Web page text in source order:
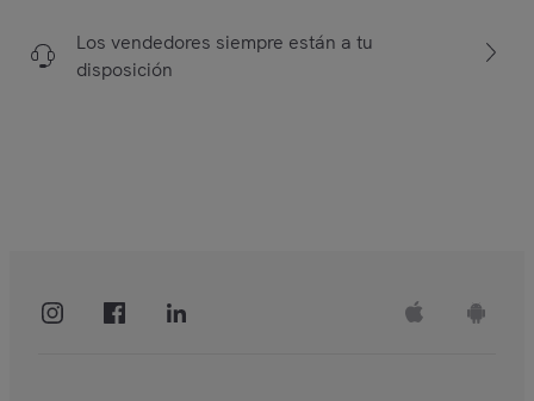
Los vendedores siempre están a tu
disposición